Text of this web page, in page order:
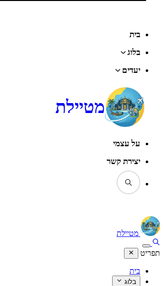
בית
בלוג
יעדים
מטיילת
על עצמי
יצירת קשר
מטיילת
תפריט
בית
בלוג